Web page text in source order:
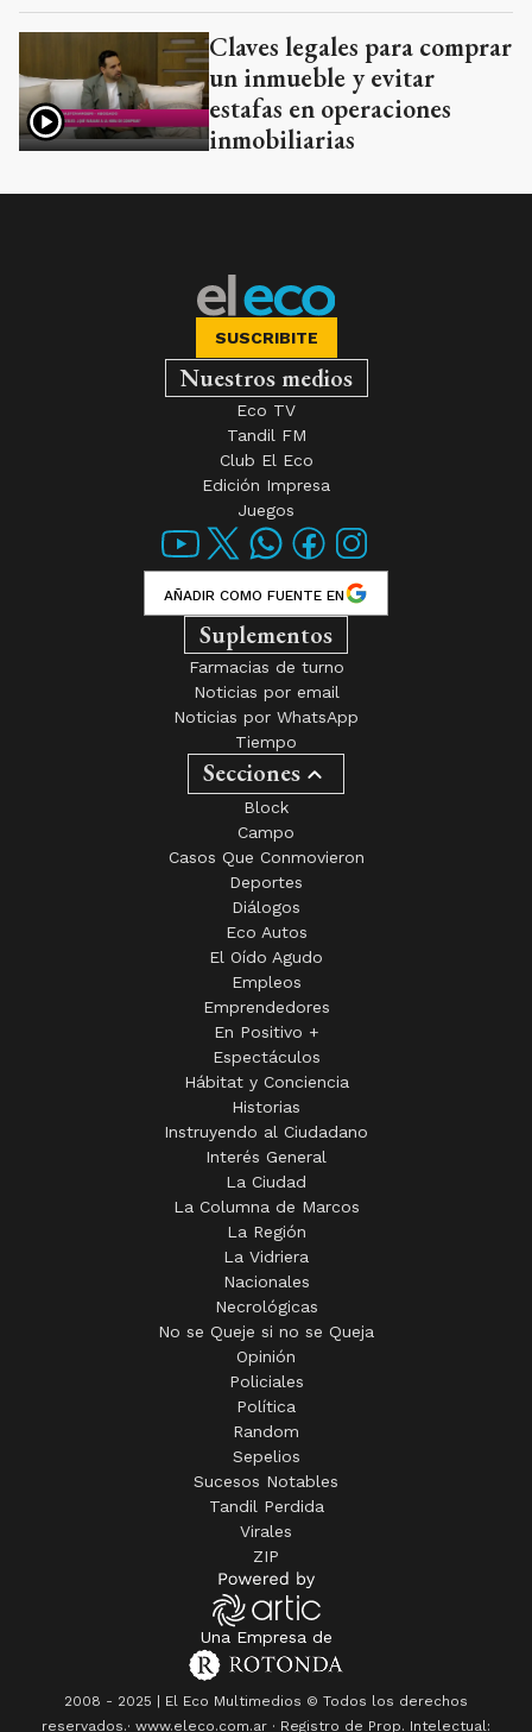
Claves legales para comprar
un inmueble y evitar
estafas en operaciones
inmobiliarias
SUSCRIBITE
Nuestros medios
Eco TV
Tandil FM
Club El Eco
Edición Impresa
Juegos
AÑADIR COMO FUENTE EN
Suplementos
Farmacias de turno
Noticias por email
Noticias por WhatsApp
Tiempo
Secciones
Block
Campo
Casos Que Conmovieron
Deportes
Diálogos
Eco Autos
El Oído Agudo
Empleos
Emprendedores
En Positivo +
Espectáculos
Hábitat y Conciencia
Historias
Instruyendo al Ciudadano
Interés General
La Ciudad
La Columna de Marcos
La Región
La Vidriera
Nacionales
Necrológicas
No se Queje si no se Queja
Opinión
Policiales
Política
Random
Sepelios
Sucesos Notables
Tandil Perdida
Virales
ZIP
Una Empresa de
2008 - 2025 | El Eco Multimedios © Todos los derechos
reservados.· www.eleco.com.ar · Registro de Prop. Intelectual: